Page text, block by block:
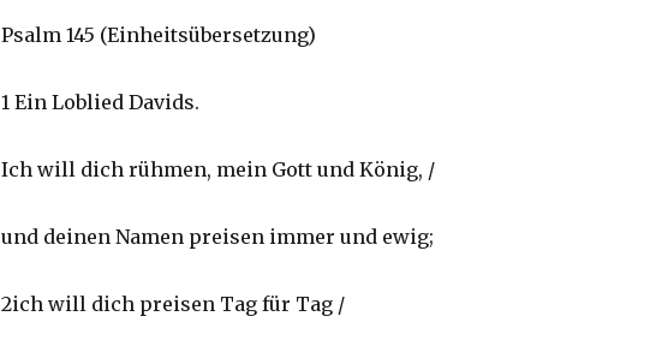
Psalm 145 (Einheitsübersetzung)
1 Ein Loblied Davids.
Ich will dich rühmen, mein Gott und König, /
und deinen Namen preisen immer und ewig;
2ich will dich preisen Tag für Tag /